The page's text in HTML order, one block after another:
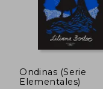
Ondinas (Serie
Elementales)